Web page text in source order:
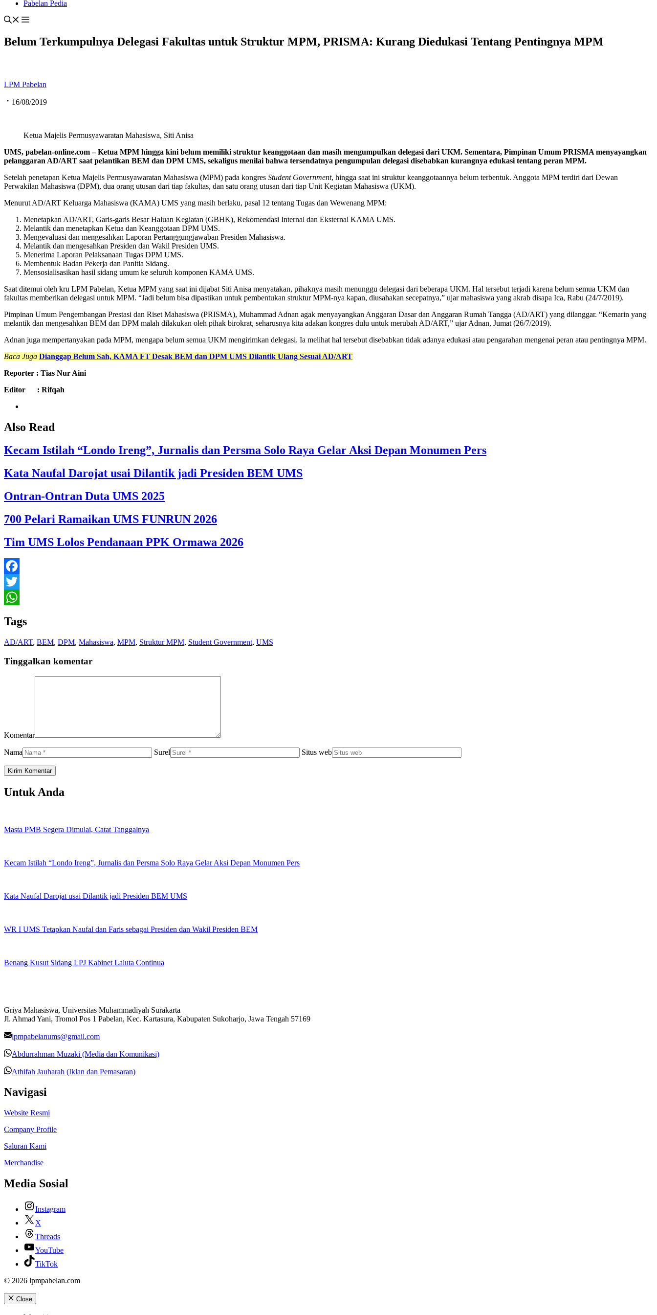
Pabelan Pedia
Belum Terkumpulnya Delegasi Fakultas untuk Struktur MPM, PRISMA: Kurang Diedukasi Tentang Pentingnya MPM
LPM Pabelan
16/08/2019
Ketua Majelis Permusyawaratan Mahasiswa, Siti Anisa
UMS, pabelan-online.com –Ketua MPM hingga kini belum memiliki struktur keanggotaan dan masih mengumpulkan delegasi dari UKM. Sementara, Pimpinan Umum PRISMA menyayangkan
pelanggaran AD/ART saat pelantikan BEM dan DPM UMS, sekaligus menilai bahwa tersendatnya pengumpulan delegasi disebabkan kurangnya edukasi tentang peran MPM.
Setelah penetapan Ketua Majelis Permusyawaratan Mahasiswa (MPM) pada kongres Student Government, hingga saat ini struktur keanggotaannya belum terbentuk. Anggota MPM terdiri dari Dewan
Perwakilan Mahasiswa (DPM), dua orang utusan dari tiap fakultas, dan satu orang utusan dari tiap Unit Kegiatan Mahasiswa (UKM).
Menurut AD/ART Keluarga Mahasiswa (KAMA) UMS yang masih berlaku, pasal 12 tentang Tugas dan Wewenang MPM:
Menetapkan AD/ART, Garis-garis Besar Haluan Kegiatan (GBHK), Rekomendasi Internal dan Eksternal KAMA UMS.
Melantik dan menetapkan Ketua dan Keanggotaan DPM UMS.
Mengevaluasi dan mengesahkan Laporan Pertanggungjawaban Presiden Mahasiswa.
Melantik dan mengesahkan Presiden dan Wakil Presiden UMS.
Menerima Laporan Pelaksanaan Tugas DPM UMS.
Membentuk Badan Pekerja dan Panitia Sidang.
Mensosialisasikan hasil sidang umum ke seluruh komponen KAMA UMS.
Saat ditemui oleh kru LPM Pabelan, Ketua MPM yang saat ini dijabat Siti Anisa menyatakan, pihaknya masih menunggu delegasi dari beberapa UKM. Hal tersebut terjadi karena belum semua UKM dan
fakultas memberikan delegasi untuk MPM. “Jadi belum bisa dipastikan untuk pembentukan struktur MPM-nya kapan, diusahakan secepatnya,” ujar mahasiswa yang akrab disapa Ica, Rabu (24/7/2019).
Pimpinan Umum Pengembangan Prestasi dan Riset Mahasiswa (PRISMA), Muhammad Adnan agak menyayangkan Anggaran Dasar dan Anggaran Rumah Tangga (AD/ART) yang dilanggar. “Kemarin yang
melantik dan mengesahkan BEM dan DPM malah dilakukan oleh pihak birokrat, seharusnya kita adakan kongres dulu untuk merubah AD/ART,” ujar Adnan, Jumat (26/7/2019).
Adnan juga mempertanyakan pada MPM, mengapa belum semua UKM mengirimkan delegasi. Ia melihat hal tersebut disebabkan tidak adanya edukasi atau pengarahan mengenai peran atau pentingnya MPM.
Baca Juga Dianggap Belum Sah, KAMA FT Desak BEM dan DPM UMS Dilantik Ulang Sesuai AD/ART
Reporter : Tias Nur Aini
Editor : Rifqah
Also Read
Kecam Istilah “Londo Ireng”, Jurnalis dan Persma Solo Raya Gelar Aksi Depan Monumen Pers
Kata Naufal Darojat usai Dilantik jadi Presiden BEM UMS
Ontran-Ontran Duta UMS 2025
700 Pelari Ramaikan UMS FUNRUN 2026
Tim UMS Lolos Pendanaan PPK Ormawa 2026
Facebook
Twitter
Tags
AD/ART, BEM, DPM, Mahasiswa, MPM, Struktur MPM, Student Government, UMS
Tinggalkan komentar
Komentar
Nama Surel Situs web
Untuk Anda
Masta PMB Segera Dimulai, Catat Tanggalnya
Kecam Istilah “Londo Ireng”, Jurnalis dan Persma Solo Raya Gelar Aksi Depan Monumen Pers
Kata Naufal Darojat usai Dilantik jadi Presiden BEM UMS
WR I UMS Tetapkan Naufal dan Faris sebagai Presiden dan Wakil Presiden BEM
Benang Kusut Sidang LPJ Kabinet Laluta Continua
Griya Mahasiswa, Universitas Muhammadiyah Surakarta
Jl. Ahmad Yani, Tromol Pos 1 Pabelan, Kec. Kartasura, Kabupaten Sukoharjo, Jawa Tengah 57169
lpmpabelanums@gmail.com
Abdurrahman Muzaki (Media dan Komunikasi)
Athifah Jauharah (Iklan dan Pemasaran)
Navigasi
Website Resmi
Company Profile
Saluran Kami
Merchandise
Media Sosial
Instagram
X
Threads
YouTube
TikTok
© 2026 lpmpabelan.com
Close